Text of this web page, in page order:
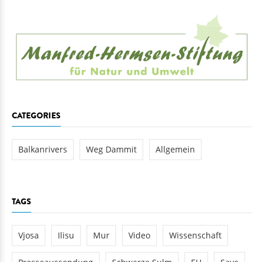
CATEGORIES
Balkanrivers Weg Dammit Allgemein
TAGS
Vjosa Ilisu Mur Video Wissenschaft